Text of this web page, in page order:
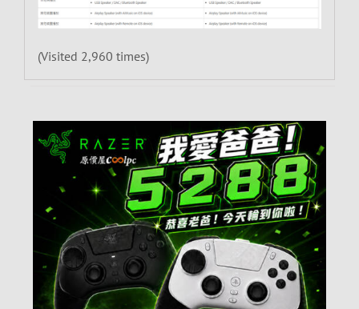
(Visited 2,960 times)